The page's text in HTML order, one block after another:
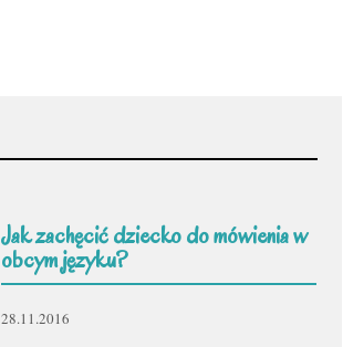
Jak zachęcić dziecko do mówienia w
obcym języku?
28.11.2016